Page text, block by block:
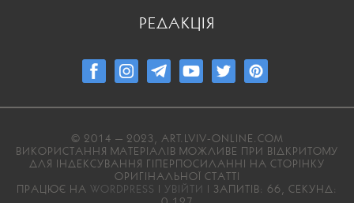
РЕДАКЦІЯ
© 2014 — 2023, ART.LVIV-ONLINE.COM
ВИКОРИСТАННЯ МАТЕРІАЛІВ МОЖЛИВЕ ПРИ ВІДКРИТОМУ
ДЛЯ ІНДЕКСУВАННЯ ГІПЕРПОСИЛАННІ НА СТОРІНКУ
ОРИГІНАЛЬНОЇ СТАТТІ
ПРАЦЮЄ НА WORDPRESS | УВІЙТИ | ЗАПИТІВ: 66, СЕКУНД: